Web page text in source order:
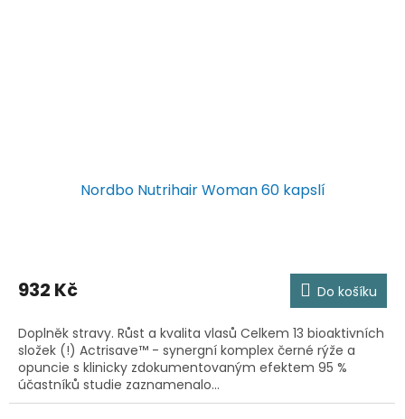
Nordbo Nutrihair Woman 60 kapslí
932 Kč Do košíku
Doplněk stravy. Růst a kvalita vlasů Celkem 13 bioaktivních
složek (!) Actrisave™ - synergní komplex černé rýže a
opuncie s klinicky zdokumentovaným efektem 95 %
účastníků studie zaznamenalo...